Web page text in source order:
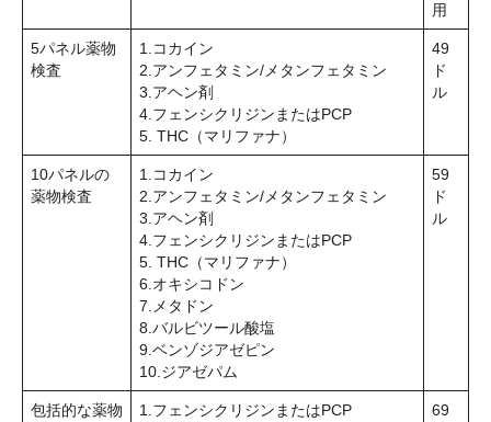
用
5パネル薬物
検査
1.コカイン
2.アンフェタミン/メタンフェタミン
3.アヘン剤
4.フェンシクリジンまたはPCP
5. THC（マリファナ）
49
ド
ル
10パネルの
薬物検査
1.コカイン
2.アンフェタミン/メタンフェタミン
3.アヘン剤
4.フェンシクリジンまたはPCP
5. THC（マリファナ）
6.オキシコドン
7.メタドン
8.バルビツール酸塩
9.ベンゾジアゼピン
10.ジアゼパム
59
ド
ル
包括的な薬物
1.フェンシクリジンまたはPCP
69